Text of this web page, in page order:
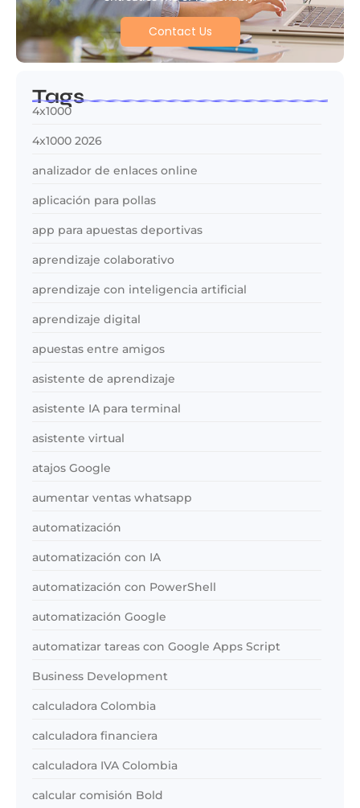
Contact Us
Tags
4x1000
4x1000 2026
analizador de enlaces online
aplicación para pollas
app para apuestas deportivas
aprendizaje colaborativo
aprendizaje con inteligencia artificial
aprendizaje digital
apuestas entre amigos
asistente de aprendizaje
asistente IA para terminal
asistente virtual
atajos Google
aumentar ventas whatsapp
automatización
automatización con IA
automatización con PowerShell
automatización Google
automatizar tareas con Google Apps Script
Business Development
calculadora Colombia
calculadora financiera
calculadora IVA Colombia
calcular comisión Bold